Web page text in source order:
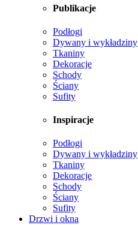
Publikacje
Podłogi
Dywany i wykładziny
Tkaniny
Dekoracje
Schody
Ściany
Sufity
Inspiracje
Podłogi
Dywany i wykładziny
Tkaniny
Dekoracje
Schody
Ściany
Sufity
Drzwi i okna